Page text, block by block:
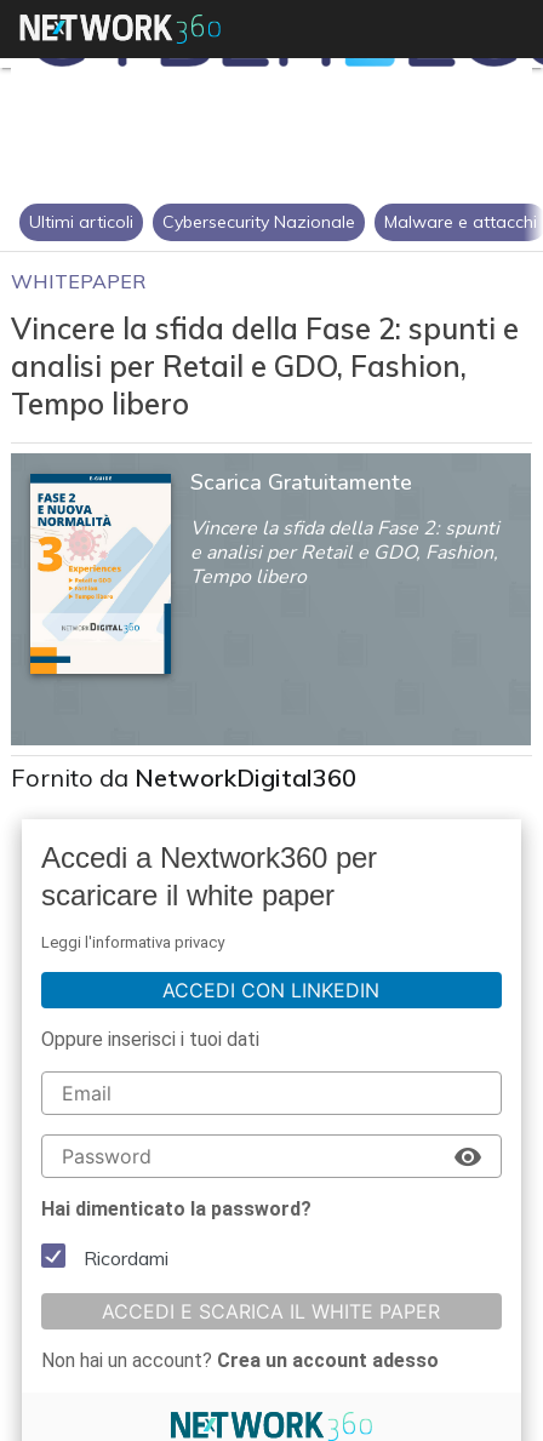
Ultimi articoli Cybersecurity Nazionale Malware e attacchi
WHITEPAPER
Vincere la sfida della Fase 2: spunti e
analisi per Retail e GDO, Fashion,
Tempo libero
Scarica Gratuitamente
Vincere la sfida della Fase 2: spunti
e analisi per Retail e GDO, Fashion,
Tempo libero
Fornito da NetworkDigital360
Accedi a Nextwork360 per
scaricare il white paper
Leggi l'informativa privacy
ACCEDI CON LINKEDIN
Oppure inserisci i tuoi dati
Hai dimenticato la password?
Ricordami
ACCEDI E SCARICA IL WHITE PAPER
Non hai un account? Crea un account adesso